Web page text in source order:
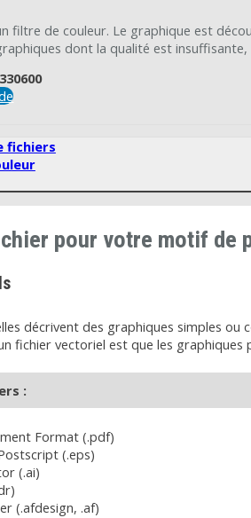
filtre de couleur. Le graphique est
dont la qualité est
fichiers
pour votre motif de
décrivent des graphiques simples ou
fichier vectoriel est que les
:
Format (.pdf)
(.eps)
(.ai)
(.afdesign, .af)